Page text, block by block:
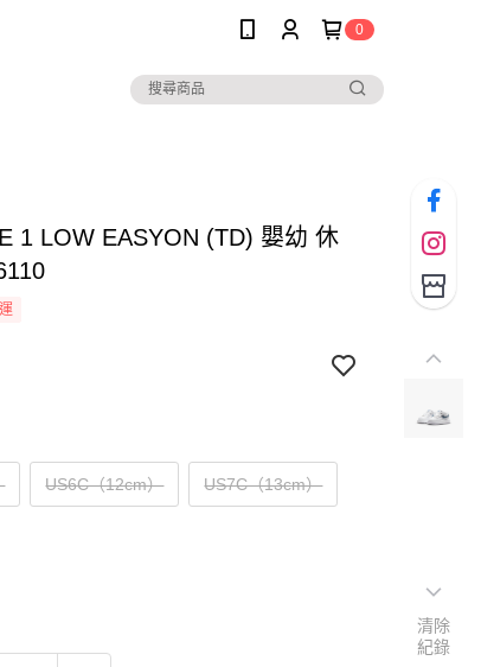
0
1 LOW EASYON (TD) 嬰幼 休
US6C（12cm） US7C（13cm）
清除
紀錄